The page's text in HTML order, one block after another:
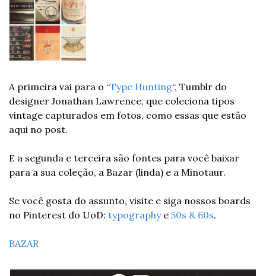
A primeira vai para o “Type Hunting“, Tumblr do
designer Jonathan Lawrence, que coleciona tipos
vintage capturados em fotos, como essas que estão
aqui no post.
E a segunda e terceira são fontes para você baixar
para a sua coleção, a Bazar (linda) e a Minotaur.
Se você gosta do assunto, visite e siga nossos boards
no Pinterest do UoD: typography e 50s & 60s.
BAZAR